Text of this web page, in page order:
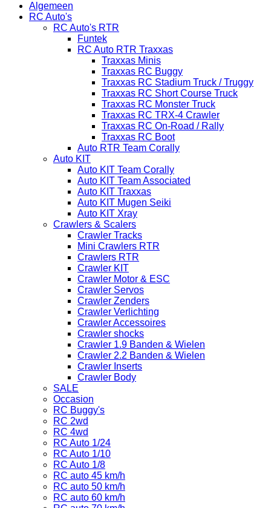
Algemeen
RC Auto's
RC Auto's RTR
Funtek
RC Auto RTR Traxxas
Traxxas Minis
Traxxas RC Buggy
Traxxas RC Stadium Truck / Truggy
Traxxas RC Short Course Truck
Traxxas RC Monster Truck
Traxxas RC TRX-4 Crawler
Traxxas RC On-Road / Rally
Traxxas RC Boot
Auto RTR Team Corally
Auto KIT
Auto KIT Team Corally
Auto KIT Team Associated
Auto KIT Traxxas
Auto KIT Mugen Seiki
Auto KIT Xray
Crawlers & Scalers
Crawler Tracks
Mini Crawlers RTR
Crawlers RTR
Crawler KIT
Crawler Motor & ESC
Crawler Servos
Crawler Zenders
Crawler Verlichting
Crawler Accessoires
Crawler shocks
Crawler 1.9 Banden & Wielen
Crawler 2.2 Banden & Wielen
Crawler Inserts
Crawler Body
SALE
Occasion
RC Buggy's
RC 2wd
RC 4wd
RC Auto 1/24
RC Auto 1/10
RC Auto 1/8
RC auto 45 km/h
RC auto 50 km/h
RC auto 60 km/h